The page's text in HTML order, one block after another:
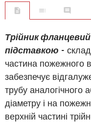
Трійник
підставкою -
частина пожежного
забезпечує
трубу аналогічного
діаметру і на
верхній частині